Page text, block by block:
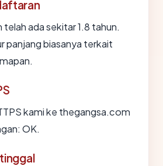
ada sekitar 1.8 tahun.
panjang biasanya terkait
kami ke thegangsa.com
OK.